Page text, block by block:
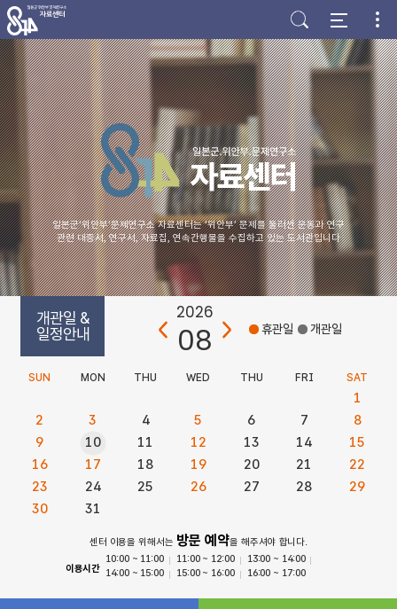
주
메
뉴
바
로
가
기
본
문
바
로
가
기
하
단
바
로
가
기
일본군‘위안부’문제연구소 자료센터는 ‘위안부’ 문제를 둘러싼 운동과 연구
관련 대중서, 연구서, 자료집, 연속간행물을 수집하고 있는 도서관입니다
개관일 &
일정안내
2026
08 휴관일 개관일
SUN MON THU WED THU FRI SAT
1
2
3 4 5 6 7
8
9
10 11 12 13 14
15
16
17 18 19 20 21
22
23
24 25 26 27 28
29
30
31
센터 이용을 위해서는 방문 예약을 해주셔야 합니다.
이용시간
10:00 ~ 11:00 11:00 ~ 12:00
13:00 ~ 14:00
14:00 ~ 15:00
15:00 ~ 16:00 16:00 ~ 17:00